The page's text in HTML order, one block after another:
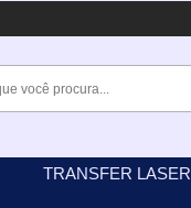
TRANSFER LASER